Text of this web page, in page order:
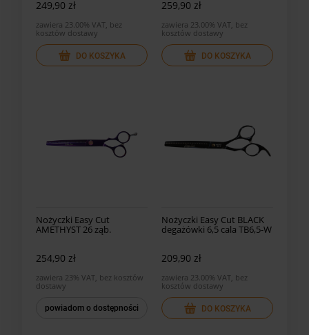
249,90 zł
zawiera 23.00% VAT, bez
kosztów dostawy
DO KOSZYKA
259,90 zł
zawiera 23.00% VAT, bez
kosztów dostawy
DO KOSZYKA
Nożyczki Easy Cut
AMETHYST 26 ząb.
254,90 zł
zawiera 23% VAT, bez kosztów
dostawy
powiadom o dostępności
Nożyczki Easy Cut BLACK
degażówki 6,5 cala TB6,5-W
209,90 zł
zawiera 23.00% VAT, bez
kosztów dostawy
DO KOSZYKA